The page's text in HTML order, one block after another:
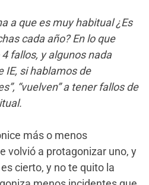
a que es muy habitual ¿Es
cada año? En lo que
fallos, y algunos nada
IE, si hablamos de
“vuelven” a tener fallos de
más o menos
volvió a protagonizar uno, y
cierto, y no te quito la